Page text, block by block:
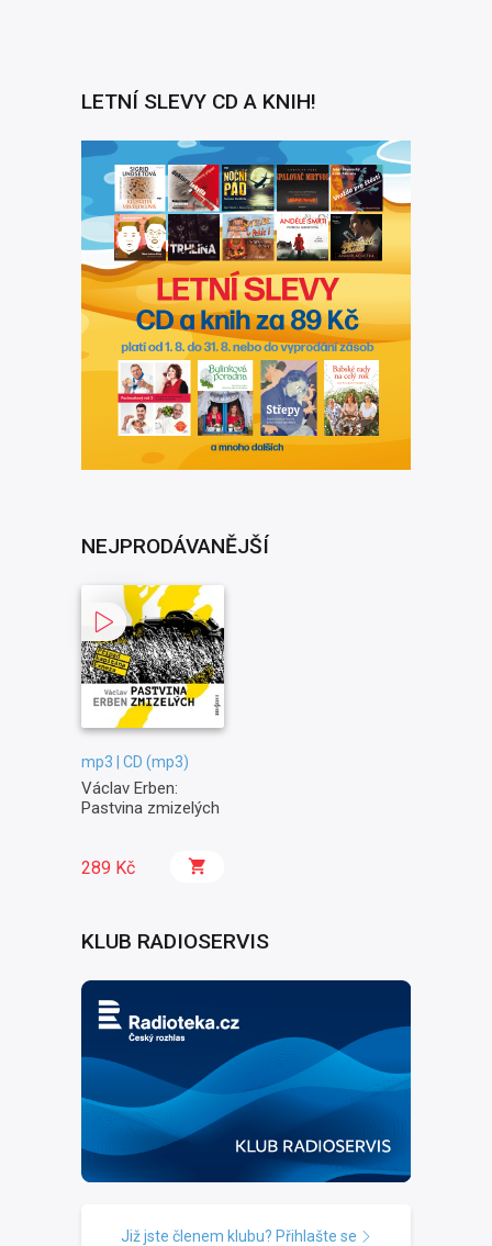
LETNÍ SLEVY CD A KNIH!
NEJPRODÁVANĚJŠÍ
mp3 | CD (mp3)
Václav Erben:
Pastvina zmizelých
289 Kč
KLUB RADIOSERVIS
Již jste členem klubu? Přihlašte se